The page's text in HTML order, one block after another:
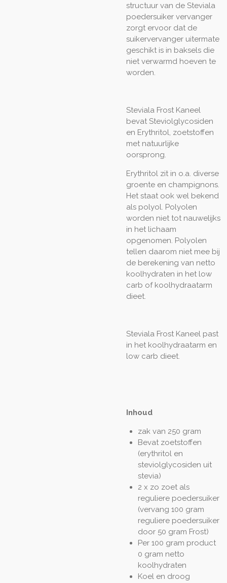
structuur van de Steviala
poedersuiker vervanger
zorgt ervoor dat de
suikervervanger uitermate
geschikt is in baksels die
niet verwarmd hoeven te
worden.
Steviala Frost Kaneel
bevat Steviolglycosiden
en Erythritol, zoetstoffen
met natuurlijke
oorsprong.
Erythritol zit in o.a. diverse
groente en champignons.
Het staat ook wel bekend
als polyol. Polyolen
worden niet tot nauwelijks
in het lichaam
opgenomen. Polyolen
tellen daarom niet mee bij
de berekening van netto
koolhydraten in het low
carb of koolhydraatarm
dieet.
Steviala Frost Kaneel past
in het koolhydraatarm en
low carb dieet.
Inhoud
zak van 250 gram
Bevat zoetstoffen
(erythritol en
steviolglycosiden uit
stevia)
2 x zo zoet als
reguliere poedersuiker
(vervang 100 gram
reguliere poedersuiker
door 50 gram Frost)
Per 100 gram product
0 gram netto
koolhydraten
Koel en droog